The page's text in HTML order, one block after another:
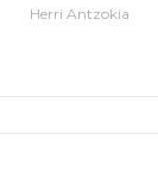
Herri Antzokia